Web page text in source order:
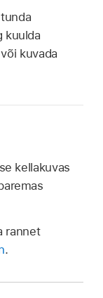
kuulda
kuvada
kellakuvas
rannet
.